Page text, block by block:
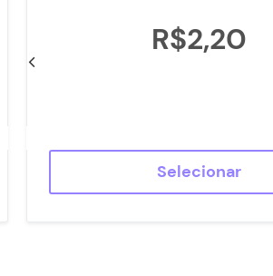
Status do Pedido
R$2,20
Selecionar